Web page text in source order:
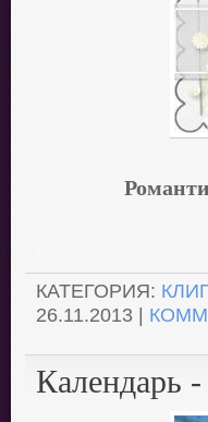
КАТЕГОРИЯ:
26.11.2013 |
Календарь